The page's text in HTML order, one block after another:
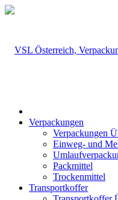
Verpackungen
Verpackungen
Einweg- und
Packmittel
Trockenmittel
Transportkoffer